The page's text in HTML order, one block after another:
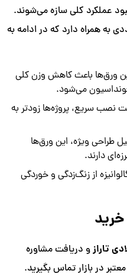
عملکرد کلی سازه می‌شوند.
به همراه دارد که در ادامه به
ورق‌ها باعث کاهش وزن کلی
می‌شود.
نصب سریع، پروژه‌ها زودتر به
طراحی ویژه، این ورق‌ها
دارند.
از زنگ‌زدگی و خوردگی
تارازو دریافت مشاوره
در بازار تماس بگیرید.